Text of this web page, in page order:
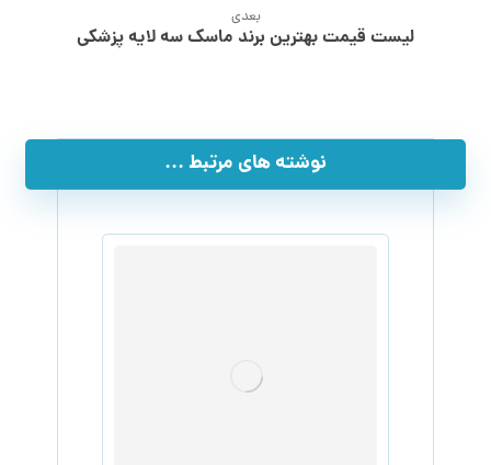
بعدی
لیست قیمت بهترین برند ماسک سه لایه پزشکی
نوشته های مرتبط ...